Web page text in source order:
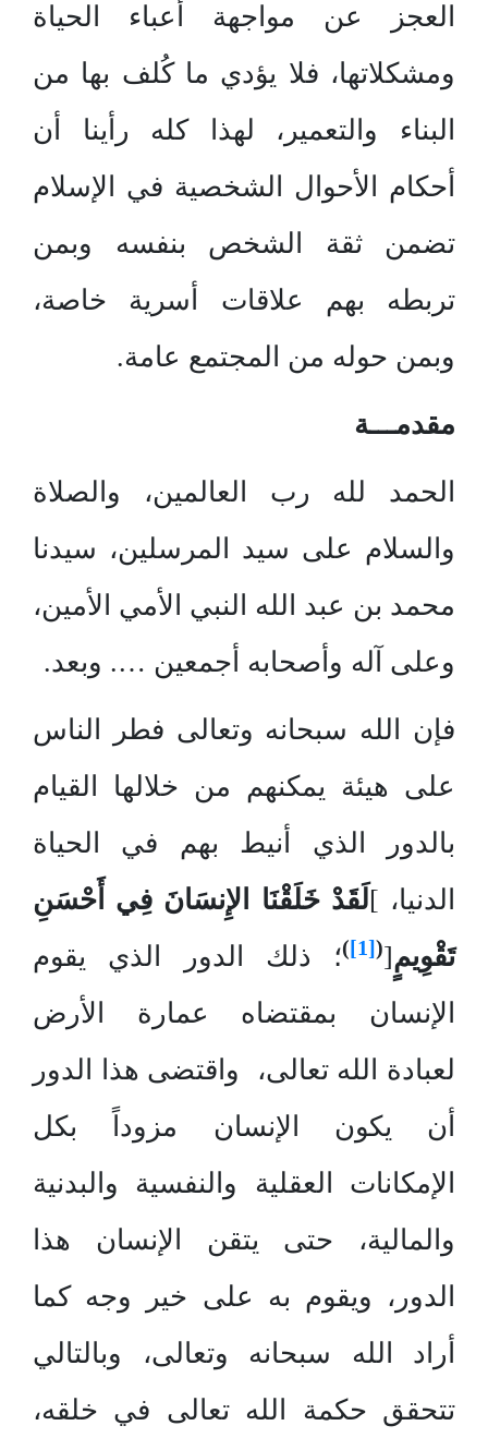
العجز عن مواجهة أعباء الحياة
ومشكلاتها، فلا يؤدي ما كُلف بها من
البناء والتعمير، لهذا كله رأينا أن
أحكام الأحوال الشخصية في الإسلام
تضمن ثقة الشخص بنفسه وبمن
تربطه بهم علاقات أسرية خاصة،
وبمن حوله من المجتمع عامة.
مقدمـــة
الحمد لله رب العالمين، والصلاة
والسلام على سيد المرسلين، سيدنا
محمد بن عبد الله النبي الأمي الأمين،
وعلى آله وأصحابه أجمعين …. وبعد.
فإن الله سبحانه وتعالى فطر الناس
على هيئة يمكنهم من خلالها القيام
بالدور الذي أنيط بهم في الحياة
الدنيا، ]لَقَدْ خَلَقْنَا الإِنسَانَ فِي أَحْسَنِ
تَقْوِيمٍ[
(
[1]
)؛ ذلك الدور الذي يقوم
الإنسان بمقتضاه عمارة الأرض
لعبادة الله تعالى، واقتضى هذا الدور
أن يكون الإنسان مزوداً بكل
الإمكانات العقلية والنفسية والبدنية
والمالية، حتى يتقن الإنسان هذا
الدور، ويقوم به على خير وجه كما
أراد الله سبحانه وتعالى، وبالتالي
تتحقق حكمة الله تعالى في خلقه،